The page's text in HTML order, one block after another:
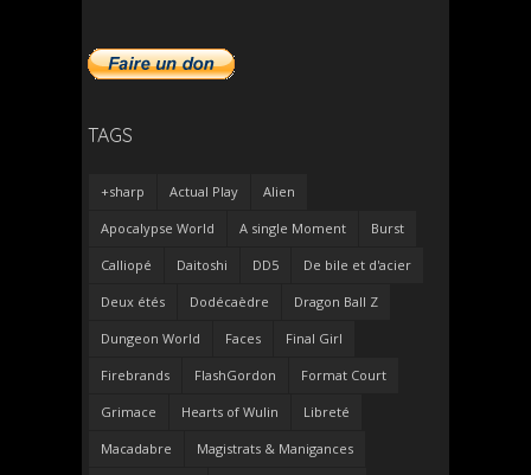
TAGS
+sharp Actual Play Alien
Apocalypse World A single Moment Burst
Calliopé Daitoshi DD5 De bile et d'acier
Deux étés Dodécaèdre Dragon Ball Z
Dungeon World Faces Final Girl
Firebrands FlashGordon Format Court
Grimace Hearts of Wulin Libreté
Macadabre Magistrats & Manigances